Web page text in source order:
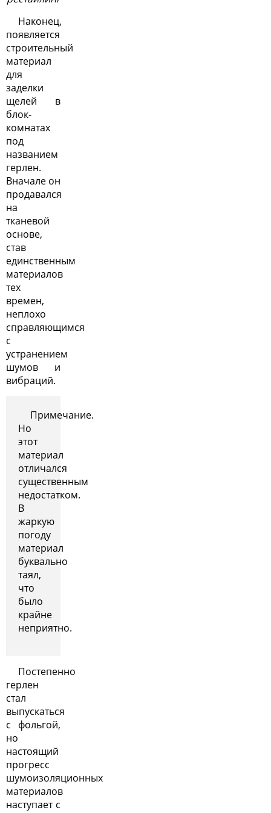
Наконец,
появляется
строительный
материал
для
заделки
щелей в
блок-
комнатах
под
названием
герлен.
Вначале он
продавался
на
тканевой
основе,
став
единственным
материалов
тех
времен,
неплохо
справляющимся
с
устранением
шумов и
вибраций.
Примечание.
Но
этот
материал
отличался
существенным
недостатком.
В
жаркую
погоду
материал
буквально
таял,
что
было
крайне
неприятно.
Постепенно
герлен
стал
выпускаться
с фольгой,
но
настоящий
прогресс
шумоизоляционных
материалов
наступает с